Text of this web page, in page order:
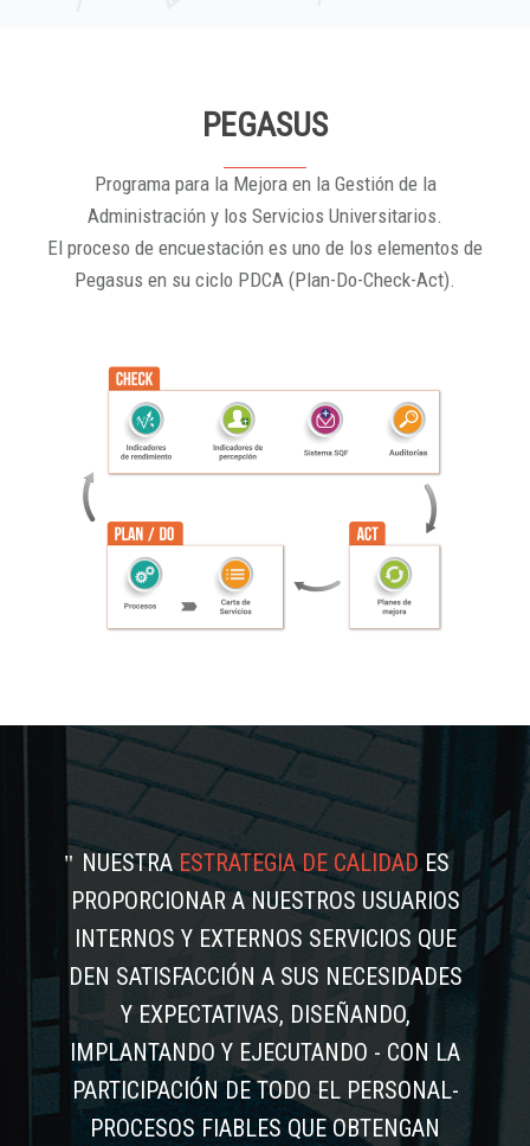
PEGASUS
Programa para la Mejora en la Gestión de la
Administración y los Servicios Universitarios.
El proceso de encuestación es uno de los elementos de
Pegasus en su ciclo PDCA (Plan-Do-Check-Act).
NUESTRAESTRATEGIA DE CALIDADES
PROPORCIONAR A NUESTROS USUARIOS
INTERNOS Y EXTERNOS SERVICIOS QUE
DEN SATISFACCIÓN A SUS NECESIDADES
Y EXPECTATIVAS, DISEÑANDO,
IMPLANTANDO Y EJECUTANDO - CON LA
PARTICIPACIÓN DE TODO EL PERSONAL-
PROCESOS FIABLES QUE OBTENGAN